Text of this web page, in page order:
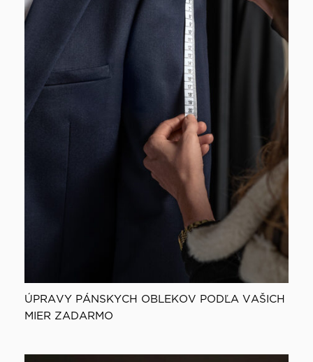
ÚPRAVY PÁNSKYCH OBLEKOV PODĽA VAŠICH
MIER ZADARMO